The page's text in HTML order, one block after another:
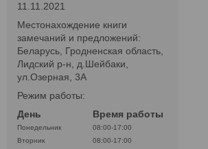
11.11.2021
Местонахождение книги
замечаний и предложений:
Беларусь, Гродненская область,
Лидский р-н, д.Шейбаки,
ул.Озерная, 3А
Режим работы:
День
Время работы
Понедельник
08:00-17:00
Вторник
08:00-17:00